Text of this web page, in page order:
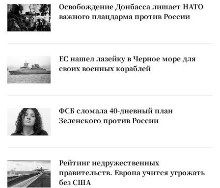
Освобождение Донбасса лишает НАТО
важного плацдарма против России
ЕС нашел лазейку в Черное море для
своих военных кораблей
ФСБ сломала 40-дневный план
Зеленского против России
Рейтинг недружественных
правительств. Европа учится угрожать
без США